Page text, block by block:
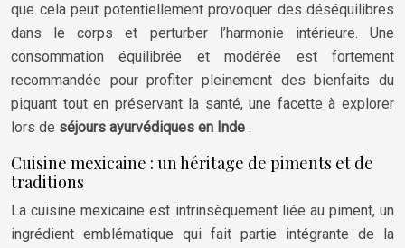
que cela peut potentiellement provoquer des déséquilibres
dans le corps et perturber l’harmonie intérieure. Une
consommation équilibrée et modérée est fortement
recommandée pour profiter pleinement des bienfaits du
piquant tout en préservant la santé, une facette à explorer
lors de séjours ayurvédiques en Inde .
Cuisine mexicaine : un héritage de piments et de
traditions
La cuisine mexicaine est intrinsèquement liée au piment, un
ingrédient emblématique qui fait partie intégrante de la